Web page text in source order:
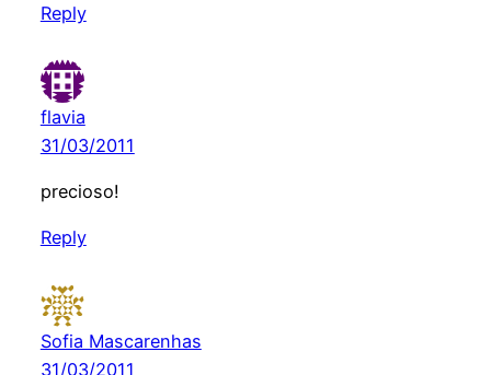
Reply
flavia
31/03/2011
precioso!
Reply
Sofia Mascarenhas
31/03/2011